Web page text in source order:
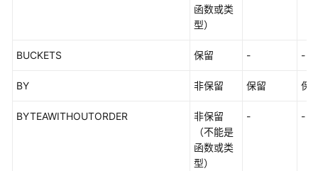
附
函数或类
型）
BUCKETS 保留 - -
BY 非保留 保留 保
BYTEAWITHOUTORDER
非保留
（不能是
函数或类
型）
- -